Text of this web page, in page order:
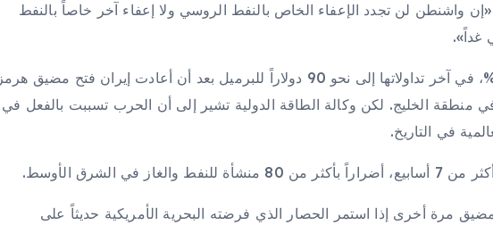
واشنطن لن تجدد الإعفاء الخاص بالنفط الروسي ولا إعفاء آخر خاصاً بالنفط
غداً».
وانخفضت أسعار النفط العالمية 9%، في آخر تداولاتها إلى نحو 90 دولاراً للبرميل بعد أن أعادت إيران فتح مضيق هرمز
منطقة الخليج. لكن وكالة الطاقة الدولية تشير إلى أن الحرب تسببت بالفعل في
في التاريخ.
في الشرق الأوسط.
مرة أخرى إذا استمر الحصار الذي فرضته البحرية الأمريكية حديثاً على